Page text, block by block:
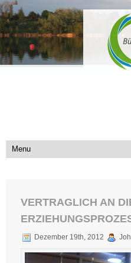
VERTRAGLICH AN
Dezember 19th, 2012